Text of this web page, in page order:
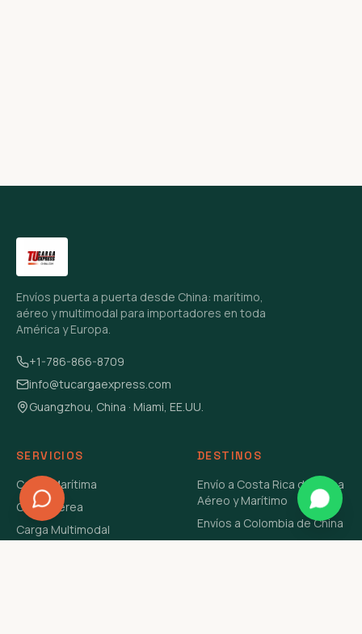
Envíos puerta a puerta desde China: marítimo,
aéreo y multimodal para importadores en toda
América y Europa.
+1-786-866-8709
info@tucargaexpress.com
Guangzhou, China · Miami, EE.UU.
SERVICIOS
Carga Marítima
Carga Aérea
Carga Multimodal
DESTINOS
Envío a Costa Rica de China
Aéreo y Marítimo
Envíos a Colombia de China